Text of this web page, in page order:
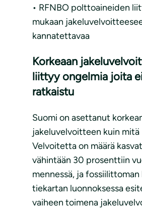
• RFNBO polttoaineiden
mukaan
kannatettavaa
Korkeaan
liittyy ongelmia joita
ratkaistu
Suomi on asettanut
jakeluvelvoitteen kuin mitä
Velvoitetta on määrä
vähintään 30 prosenttiin
mennessä, ja
tiekartan luonnoksessa
vaiheen toimena